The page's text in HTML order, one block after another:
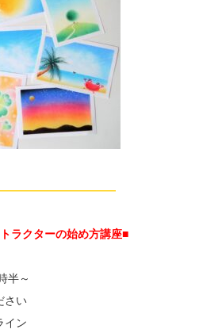
ラクターの始め方講座■
半～
さい
イン